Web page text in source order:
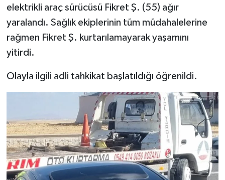
elektrikli araç sürücüsü Fikret Ş. (55) ağır
yaralandı. Sağlık ekiplerinin tüm müdahalelerine
rağmen Fikret Ş. kurtarılamayarak yaşamını
yitirdi.
Olayla ilgili adli tahkikat başlatıldığı öğrenildi.